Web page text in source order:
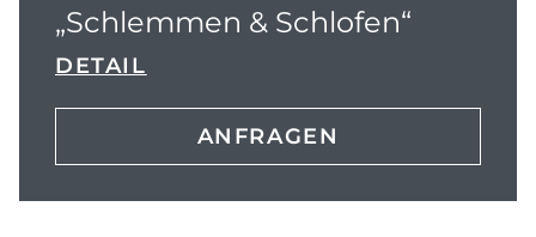
„Schlemmen & Schlofen“
DETAIL
ANFRAGEN